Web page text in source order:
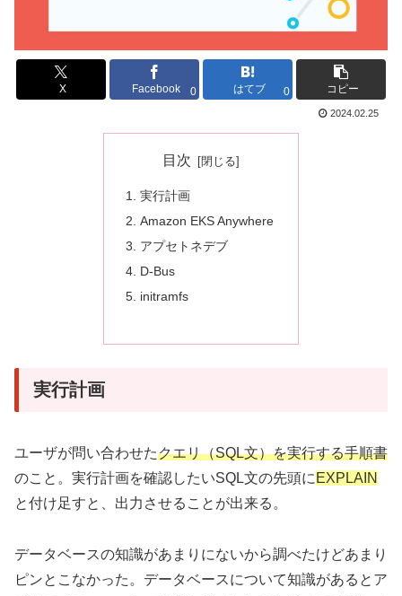
X Facebook 0 はてブ 0 コピー
2024.02.25
目次
実行計画
Amazon EKS Anywhere
アプセトネデブ
D-Bus
initramfs
実行計画
ユーザが問い合わせたクエリ（SQL文）を実行する手順書
のこと。実行計画を確認したいSQL文の先頭に EXPLAIN
と付け足すと、出力させることが出来る。
データベースの知識があまりにないから調べたけどあまり
ピンとこなかった。データベースについて知識があるとア